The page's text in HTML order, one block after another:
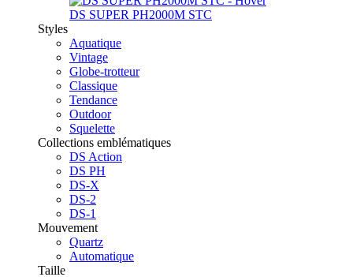
DS SUPER PH2000M STC
Styles
Aquatique
Vintage
Globe-trotteur
Classique
Tendance
Outdoor
Squelette
Collections emblématiques
DS Action
DS PH
DS-X
DS-2
DS-1
Mouvement
Quartz
Automatique
Taille